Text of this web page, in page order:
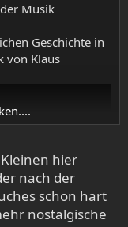
Musik
Geschichte in
von Klaus
hier
nach der
schon hart
nostalgische